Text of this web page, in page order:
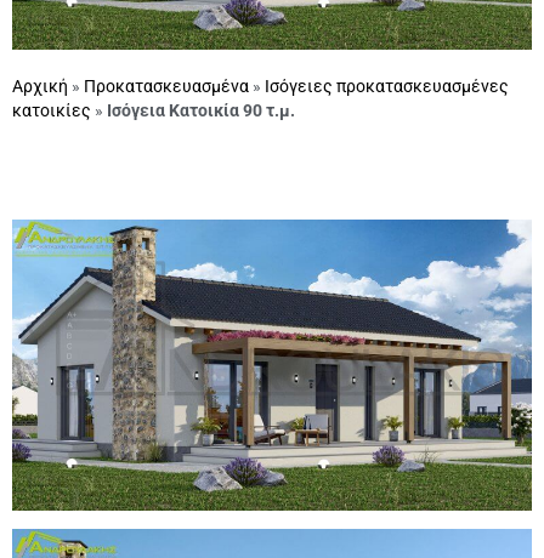
Αρχική » Προκατασκευασμένα » Ισόγειες προκατασκευασμένες
κατοικίες » Ισόγεια Κατοικία 90 τ.μ.